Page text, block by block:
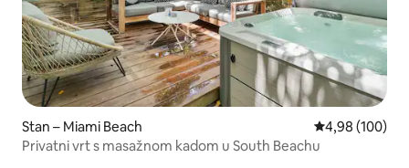
Stan – Miami Beach Prosječna
4,98 (100)
Privatni vrt s masažnom kadom u South Beachu